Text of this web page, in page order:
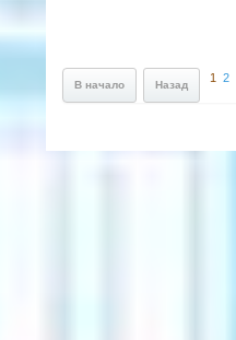
В начало Назад
1 2